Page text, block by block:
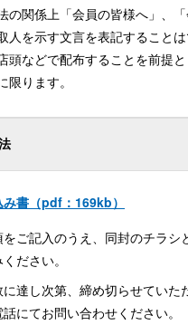
の関係上「会員の皆様へ」、
人を示す文言を表記することは
頭などで配布することを前提
限ります。
み書（pdf：169kb）
をご記入のうえ、同封のチラシ
ださい。
達し次第、締め切らせていた
にてお問い合わせください。